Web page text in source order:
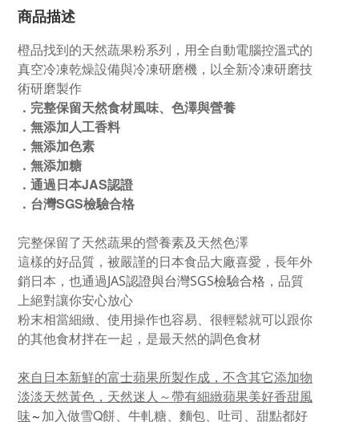
商品描述
橙品找到的天然蔬果粉系列， 用全自動電腦控溫式的
真空冷凍乾燥設備與冷凍研磨機，以全新冷凍研磨技
術研磨製作
．完整保留天然食材風味、色澤與營養
．無添加人工香料
．無添加色素
．無添加糖
．通過日本JAS認證
．台灣SGS檢驗合格
完整保留了天然蔬果的營養素及天然色澤
這樣的好品質，被嚴謹的日本食品大廠喜愛，長年外
銷日本，也通過JAS認證與台灣SGS檢驗合格 ，品質
上絕對讓你安心放心
粉末相當細緻、使用操作也容易、很輕鬆就可以跟你
的其他食材拌在一起，是最天然的調色食材
來自日本新鮮的富士蘋果所製作成，不含其它添加物
淡淡天然黃色，天然迷人～帶有細緻蘋果美好香甜風
味 ～ 加入做雪Q餅、牛軋糖、麵包、吐司、甜點都好